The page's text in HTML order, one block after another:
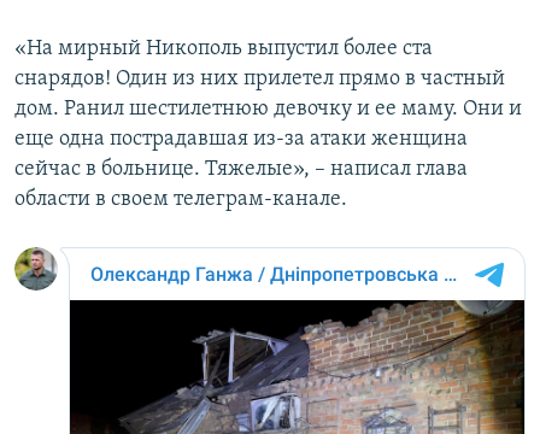
«На мирный Никополь выпустил более ста
снарядов! Один из них прилетел прямо в частный
дом. Ранил шестилетнюю девочку и ее маму. Они и
еще одна пострадавшая из-за атаки женщина
сейчас в больнице. Тяжелые», – написал глава
области в своем телеграм-канале.